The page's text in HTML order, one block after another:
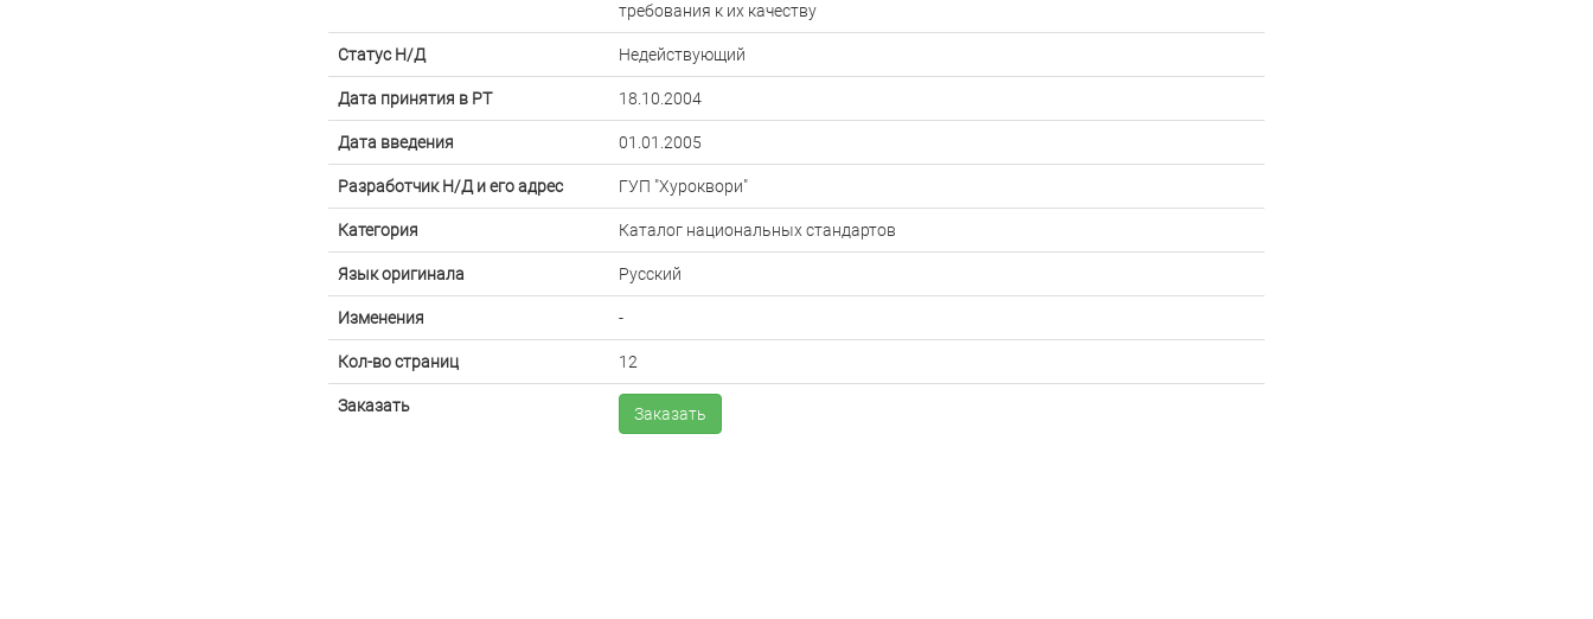
требования к их качеству
Статус Н/Д Недействующий
Дата принятия в РТ 18.10.2004
Дата введения 01.01.2005
Разработчик Н/Д и его адрес ГУП "Хуроквори"
Категория Каталог национальных стандартов
Язык оригинала Русский
Изменения -
Кол-во страниц 12
Заказать Заказать